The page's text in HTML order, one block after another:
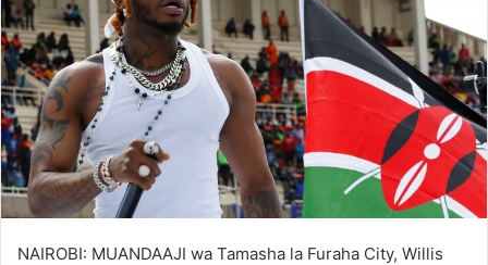
NAIROBI: MUANDAAJI wa Tamasha la Furaha City, Willis